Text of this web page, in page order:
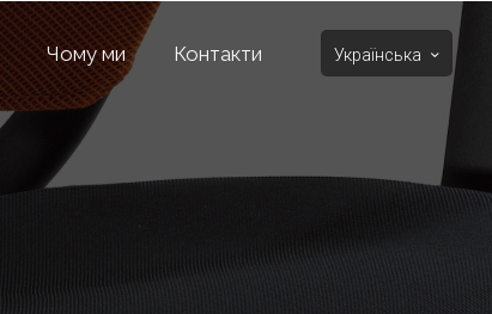
Чому ми Контакти Українська